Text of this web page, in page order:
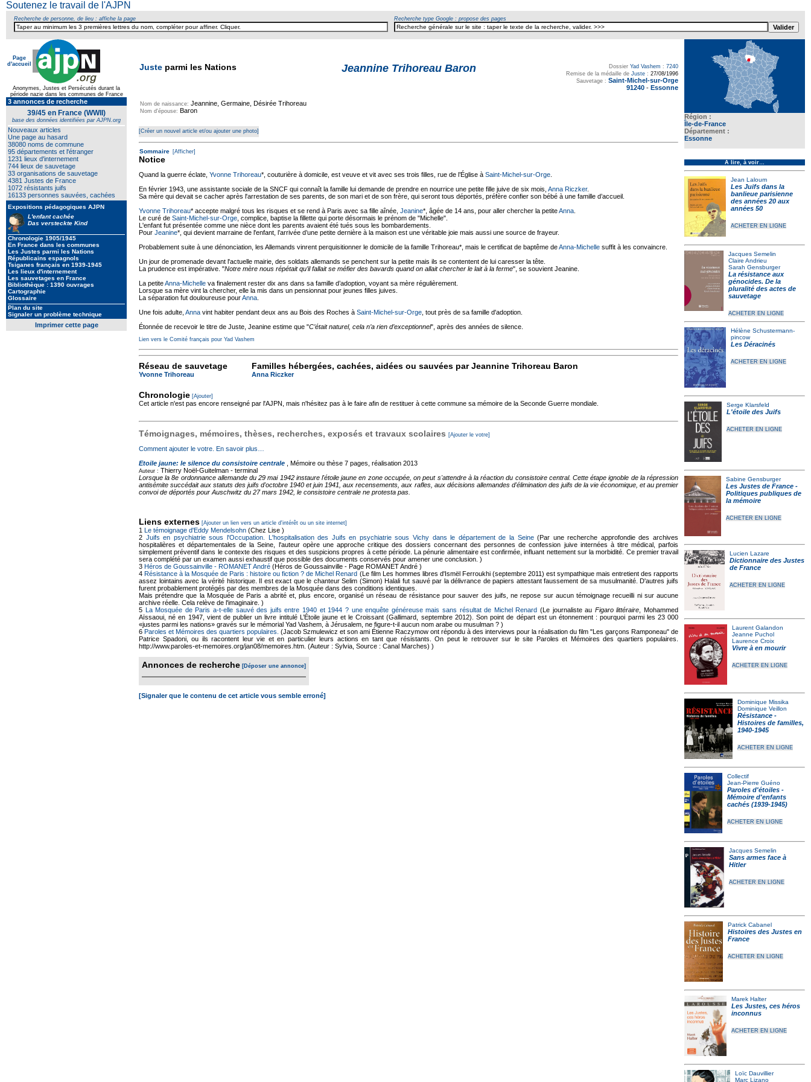
Soutenez le travail de l'AJPN
Recherche de personne, de lieu : affiche la page Recherche type Google : propose des pages
Page
d'accueil
Anonymes, Justes et Persécutés durant la
période nazie dans les communes de France
3 annonces de recherche
39/45 en France (WWII)
base des données identifiées par AJPN.org
Nouveaux articles
Une page au hasard
38080 noms de commune
95 départements et l'étranger
1231 lieux d'internement
744 lieux de sauvetage
33 organisations de sauvetage
4381 Justes de France
1072 résistants juifs
16133 personnes sauvées, cachées
Expositions pédagogiques AJPN
L'enfant cachée
Das versteckte Kind
Chronologie 1905/1945
En France dans les communes
Les Justes parmi les Nations
Républicains espagnols
Tsiganes français en 1939-1945
Les lieux d'internement
Les sauvetages en France
Bibliothèque : 1390 ouvrages
Cartographie
Glossaire
Plan du site
Signaler un problème technique
Imprimer cette page
Région :
Île-de-France
Département :
Essonne
À lire, à voir…
Jean Laloum
Les Juifs dans la
banlieue parisienne
des années 20 aux
années 50
ACHETER EN LIGNE
Jacques Semelin
Claire Andrieu
Sarah Gensburger
La résistance aux
génocides. De la
pluralité des actes de
sauvetage
ACHETER EN LIGNE
Hélène Schustermann-
pincow
Les Déracinés
ACHETER EN LIGNE
Serge Klarsfeld
L'étoile des Juifs
ACHETER EN LIGNE
Sabine Gensburger
Les Justes de France -
Politiques publiques de
la mémoire
ACHETER EN LIGNE
Lucien Lazare
Dictionnaire des Justes
de France
ACHETER EN LIGNE
Laurent Galandon
Jeanne Puchol
Laurence Croix
Vivre à en mourir
ACHETER EN LIGNE
Dominique Missika
Dominique Veillon
Résistance -
Histoires de familles,
1940-1945
ACHETER EN LIGNE
Collectif
Jean-Pierre Guéno
Paroles d'étoiles -
Mémoire d'enfants
cachés (1939-1945)
ACHETER EN LIGNE
Jacques Semelin
Sans armes face à
Hitler
ACHETER EN LIGNE
Patrick Cabanel
Histoires des Justes en
France
ACHETER EN LIGNE
Marek Halter
Les Justes, ces héros
inconnus
ACHETER EN LIGNE
Loïc Dauvillier
Marc Lizano
Juste parmi les Nations Jeannine Trihoreau Baron Dossier Yad Vashem : 7240
Remise de la médaille de Juste : 27/08/1996
Sauvetage : Saint-Michel-sur-Orge
91240 - Essonne
Nom de naissance: Jeannine, Germaine, Désirée Trihoreau
Nom d'épouse: Baron
[Créer un nouvel article et/ou ajouter une photo]
Sommaire [Afficher]
Notice
Quand la guerre éclate, Yvonne Trihoreau*, couturière à domicile, est veuve et vit avec ses trois filles, rue de l’Église à Saint-Michel-sur-Orge
En février 1943, une assistante sociale de la SNCF qui connaît la famille lui demande de prendre en nourrice une petite fille juive de six mois, Anna Riczker.
Sa mère qui devait se cacher après l'arrestation de ses parents, de son mari et de son frère, qui seront tous déportés, préfère confier son bébé à une famille d’accueil.
Yvonne Trihoreau* accepte malgré tous les risques et se rend à Paris avec sa fille aînée, Jeanine*, âgée de 14 ans, pour aller chercher la petiteAnna
Le curé de Saint-Michel-sur-Orge , complice, baptise la fillette qui porte désormais le prénom de "Michelle".
L'enfant fut présentée comme une nièce dont les parents avaient été tués sous les bombardements.
Pour Jeanine*, qui devient marraine de l'enfant, l’arrivée d’une petite dernière à la maison est une véritable joie mais aussi une source de frayeur.
Probablement suite à une dénonciation, les Allemands vinrent perquisitionner le domicile de la famille Trihoreau*, mais le certificat de baptême deAnna-Michelle suffit à les convaincre.
Un jour de promenade devant l'actuelle mairie, des soldats allemands se penchent sur la petite mais ils se contentent de lui caresser la tête.
La prudence est impérative. "Notre mère nous répétait qu’il fallait se méfier des bavards quand on allait chercher le lait à la ferme", se souvient Jeanine.
La petiteAnna-Michelle va finalement rester dix ans dans sa famille d’adoption, voyant sa mère régulièrement.
Lorsque sa mère vint la chercher, elle la mis dans un pensionnat pour jeunes filles juives.
La séparation fut douloureuse pourAnna
Une fois adulte, Anna vint habiter pendant deux ans au Bois des Roches à Saint-Michel-sur-Orge , tout près de sa famille d'adoption.
Étonnée de recevoir le titre de Juste, Jeanine estime que "C’était naturel, cela n’a rien d’exceptionnel", après des années de silence.
Lien vers le Comité français pour Yad Vashem
Réseau de sauvetage
Yvonne Trihoreau
Familles hébergées, cachées, aidées ou sauvées par Jeannine Trihoreau Baron
Anna Riczker
Chronologie [Ajouter]
Cet article n'est pas encore renseigné par l'AJPN, mais n'hésitez pas à le faire afin de restituer à cette commune sa mémoire de la Seconde Guerre mondiale.
Témoignages, mémoires, thèses, recherches, exposés et travaux scolaires [Ajouter le votre]
Comment ajouter le votre. En savoir plus…
Etoile jaune: le silence du consistoire centrale , Mémoire ou thèse 7 pages, réalisation 2013
Auteur : Thierry Noël-Guitelman - terminal
Lorsque la 8e ordonnance allemande du 29 mai 1942 instaure l'étoile jaune en zone occupée, on peut s'attendre à la réaction du consistoire central. Cette étape ignoble de la répression
antisémite succédait aux statuts des juifs d'octobre 1940 et juin 1941, aux recensements, aux rafles, aux décisions allemandes d'élimination des juifs de la vie économique, et au premier
convoi de déportés pour Auschwitz du 27 mars 1942, le consistoire centrale ne protesta pas.
Liens externes [Ajouter un lien vers un article d'intérêt ou un site internet]
1 Le témoignage d'Eddy Mendelsohn (Chez Lise )
2 Juifs en psychiatrie sous l'Occupation. L'hospitalisation des Juifs en psychiatrie sous Vichy dans le département de la Seine(Par une recherche approfondie des archives
hospitalières et départementales de la Seine, l'auteur opère une approche critique des dossiers concernant des personnes de confession juive internées à titre médical, parfois
simplement préventif dans le contexte des risques et des suspicions propres à cette période. La pénurie alimentaire est confirmée, influant nettement sur la morbidité. Ce premier travail
sera complété par un examen aussi exhaustif que possible des documents conservés pour amener une conclusion. )
3 Héros de Goussainville - ROMANET André (Héros de Goussainville - Page ROMANET André )
4Résistance à la Mosquée de Paris : histoire ou fiction ? de Michel Renard (Le film Les hommes libres d'Ismël Ferroukhi (septembre 2011) est sympathique mais entretient des rapports
assez lointains avec la vérité historique. Il est exact que le chanteur Selim (Simon) Halali fut sauvé par la délivrance de papiers attestant faussement de sa musulmanité. D'autres juifs
furent probablement protégés par des membres de la Mosquée dans des conditions identiques.
Mais prétendre que la Mosquée de Paris a abrité et, plus encore, organisé un réseau de résistance pour sauver des juifs, ne repose sur aucun témoignage recueilli ni sur aucune
archive réelle. Cela relève de l'imaginaire. )
5 La Mosquée de Paris a-t-elle sauvé des juifs entre 1940 et 1944 ? une enquête généreuse mais sans résultat de Michel Renard (Le journaliste au Figaro littéraire , Mohammed
Aïssaoui, né en 1947, vient de publier un livre intitulé L’Étoile jaune et le Croissant (Gallimard, septembre 2012). Son point de départ est un étonnement : pourquoi parmi les 23 000
«justes parmi les nations» gravés sur le mémorial Yad Vashem, à Jérusalem, ne figure-t-il aucun nom arabe ou musulman ? )
6 Paroles et Mémoires des quartiers populaires. (Jacob Szmulewicz et son ami Étienne Raczymow ont répondu à des interviews pour la réalisation du film "Les garçons Ramponeau" de
Patrice Spadoni, ou ils racontent leur vie et en particulier leurs actions en tant que résistants. On peut le retrouver sur le site Paroles et Mémoires des quartiers populaires.
http://www.paroles-et-memoires.org/jan08/memoires.htm. (Auteur : Sylvia, Source : Canal Marches) )
Annonces de recherche [Déposer une annonce]
[Signaler que le contenu de cet article vous semble erroné]